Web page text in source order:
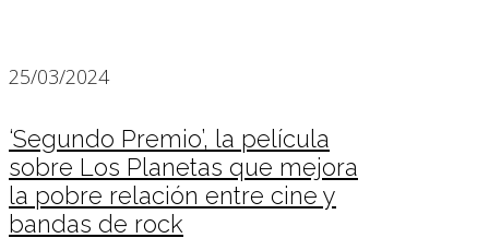
25/03/2024
‘Segundo Premio’, la película
sobre Los Planetas que mejora
la pobre relación entre cine y
bandas de rock